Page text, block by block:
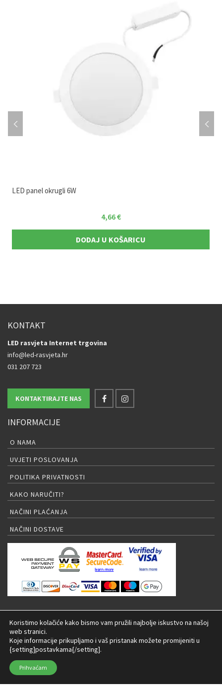
LED panel okrugli 6W
4,66€
DODAJ U KOŠARICU
KONTAKT
LED rasvjeta Internet trgovina
info@led-rasvjeta.hr
031 207 723
KONTAKTIRAJTE NAS
INFORMACIJE
O NAMA
UVJETI POSLOVANJA
POLITIKA PRIVATNOSTI
KAKO NARUČITI?
NAČINI PLAĆANJA
NAČINI DOSTAVE
PRIJAVA NA NEWSLETTER
© 2026 LED rasvjeta Internet trgovina |
Koristimo kolačiće kako bismo vam pružili najbolje iskustvo na našoj
web stranici.
Koje informacije prikupljamo i vaš pristanak možete promijeniti u
{setting]postavkama{/setting].
Prihvaćam